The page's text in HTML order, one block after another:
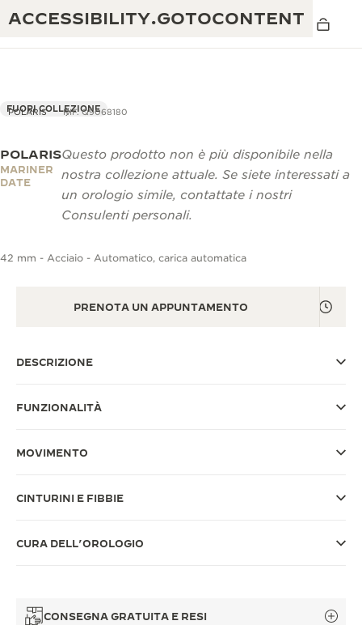
ACCESSIBILITY.GOTOCONTENT
GARANZIA JAEGER-LECOULTRE
GARANZIA DEI SEGNATEMPO
THE GOLDEN RATIO MUSICAL SHOW
IL REVERSO 1931 CAFÉ
MOSTRA “THE PERPETUAL
THE PRECISION PIONEER
ECCELLENZA: OLTRE 190 ANNI DI TRADIZIONE
CREATIVITÀ: OLTRE 430 BREVETTI
MAESTRIA: 108 MESTIERI
POLARIS RIF. Q9068180
FUORI COLLEZIONE
POLARIS
MARINER
DATE
Questo prodotto non è più disponibile nella
nostra collezione attuale. Se siete interessati a
un orologio simile, contattate i nostri
Consulenti personali.
42 mm - Acciaio - Automatico, carica automatica
PRENOTA UN APPUNTAMENTO
DESCRIZIONE
FUNZIONALITÀ
MOVIMENTO
CINTURINI E FIBBIE
CURA DELL’OROLOGIO
CONSEGNA GRATUITA E RESI